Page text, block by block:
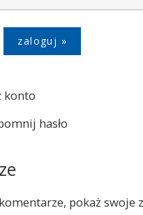
konto
hasło
pokaż